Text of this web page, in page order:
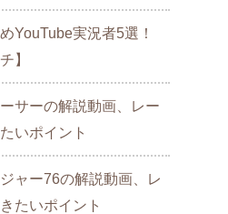
YouTube実況者5選！
】
サーの解説動画、レー
いポイント
ャー76の解説動画、レ
たいポイント